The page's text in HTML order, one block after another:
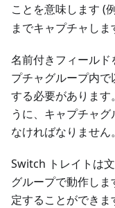
ことを意味します (
までキャプチャしま
名前付きフィール
プチャグループ内
する必要があります
うに、キャプチャ
なければなりません。
Switch トレイトは
グループで動作しま
定することができ